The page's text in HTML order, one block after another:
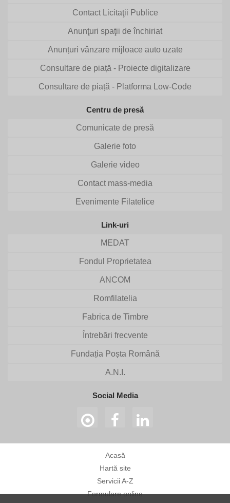
Contact Licitaţii Publice
Anunţuri spaţii de închiriat
Anunțuri vânzare mijloace auto uzate
Consultare de piață - Proiecte digitalizare
Consultare de piață - Platforma Low-Code
Centru de presă
Comunicate de presă
Galerie foto
Galerie video
Contact mass-media
Evenimente Filatelice
Link-uri
MEDAT
Fondul Proprietatea
ANCOM
Romfilatelia
Fabrica de Timbre
Întrebări frecvente
Fundația Poșta Română
A.N.I.
Social Media
Acasă
Hartă site
Servicii A-Z
Formulare online